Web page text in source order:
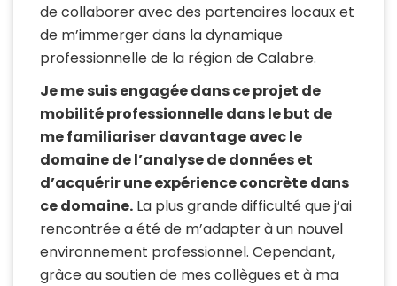
de collaborer avec des partenaires locaux et
de m’immerger dans la dynamique
professionnelle de la région de Calabre.
Je me suis engagée dans ce projet de
mobilité professionnelle dans le but de
me familiariser davantage avec le
domaine de l’analyse de données et
d’acquérir une expérience concrète dans
ce domaine. La plus grande difficulté que j’ai
rencontrée a été de m’adapter à un nouvel
environnement professionnel. Cependant,
grâce au soutien de mes collègues et à ma